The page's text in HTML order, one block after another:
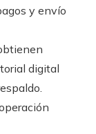
y envío
digital